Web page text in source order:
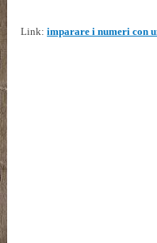
Link:imparare i numeri con